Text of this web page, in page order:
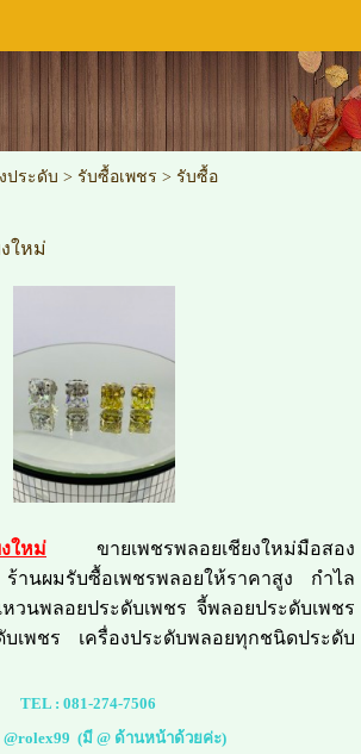
ประดับ > รับซื้อเพชร > รับซื้อ
ใหม่
ใหม่ขายเพชรพลอยเชียงใหม่มือสอง
านผมรับซื้อเพชรพลอยให้ราคาสูง กำไล
วนพลอยประดับเพชร จี้พลอยประดับเพชร
บเพชร เครื่องประดับพลอยทุกชนิดประดับ
TEL : 081-274-7506
@rolex99 (มี @ ด้านหน้าด้วยค่ะ)